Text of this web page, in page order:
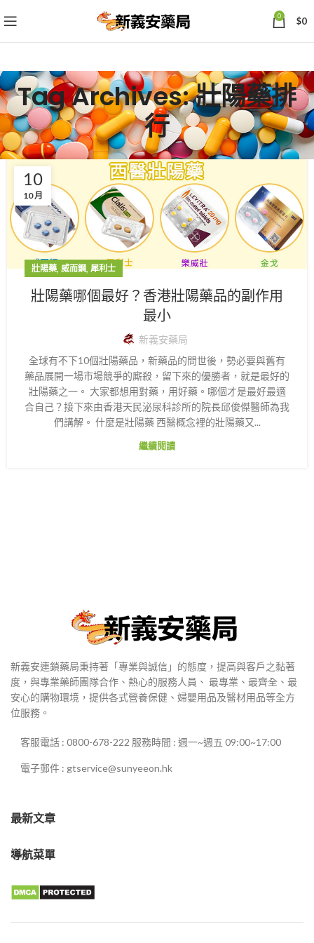
0 $0
Tag Archives: 壯陽藥排
行
10
10 月
壯陽藥, 威而鋼, 犀利士
壯陽藥哪個最好？香港壯陽藥品的副作用
最小
新義安藥局
全球有不下10個壯陽藥品，新藥品的問世後，勢必要與舊有
藥品展開一場市場競爭的廝殺，留下來的優勝者，就是最好的
壯陽藥之一。 大家都想用對藥，用好藥。哪個才是最好最適
合自己？接下來由香港天民泌尿科診所的院長邱俊傑醫師為我
們講解。 什麼是壯陽藥 西醫概念裡的壯陽藥又...
繼續閱讀
新義安連鎖藥局秉持著「專業與誠信」的態度，提高與客戶之黏著
度，與專業藥師團隊合作、熱心的服務人員、 最專業、最齊全、最
安心的購物環境，提供各式營養保健、婦嬰用品及醫材用品等全方
位服務。
客服電話 : 0800-678-222 服務時間 : 週一~週五 09:00~17:00
電子郵件 : gtservice@sunyeeon.hk
最新文章
導航菜單